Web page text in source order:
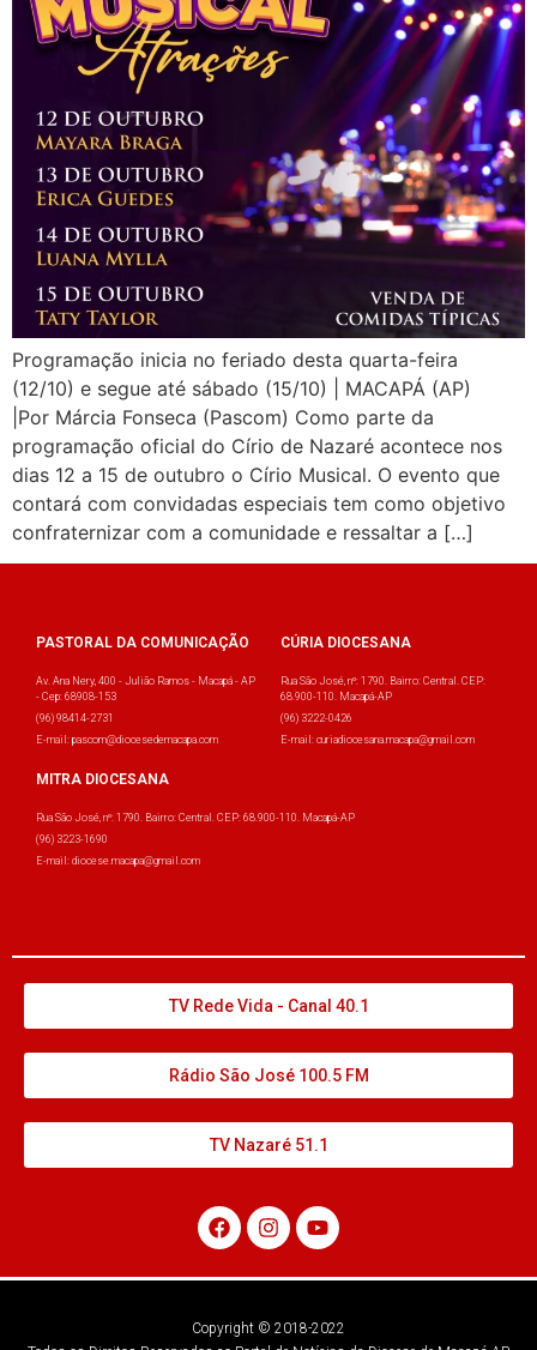
Programação inicia no feriado desta quarta-feira
(12/10) e segue até sábado (15/10) | MACAPÁ (AP)
|Por Márcia Fonseca (Pascom) Como parte da
programação oficial do Círio de Nazaré acontece nos
dias 12 a 15 de outubro o Círio Musical. O evento que
contará com convidadas especiais tem como objetivo
confraternizar com a comunidade e ressaltar a […]
PASTORAL DA COMUNICAÇÃO
Av. Ana Nery, 400 - Julião Ramos - Macapá - AP
- Cep: 68908-153
(96) 98414-2731
E-mail: pascom@diocesedemacapa.com
CÚRIA DIOCESANA
Rua São José, nº: 1790. Bairro: Central. CEP:
68.900-110. Macapá-AP
(96) 3222-0426
E-mail: curiadiocesana.macapa@gmail.com
MITRA DIOCESANA
Rua São José, nº: 1790. Bairro: Central. CEP: 68.900-110. Macapá-AP
(96) 3223-1690
E-mail: diocese.macapa@gmail.com
TV Rede Vida - Canal 40.1
Rádio São José 100.5 FM
TV Nazaré 51.1
Copyright © 2018-2022